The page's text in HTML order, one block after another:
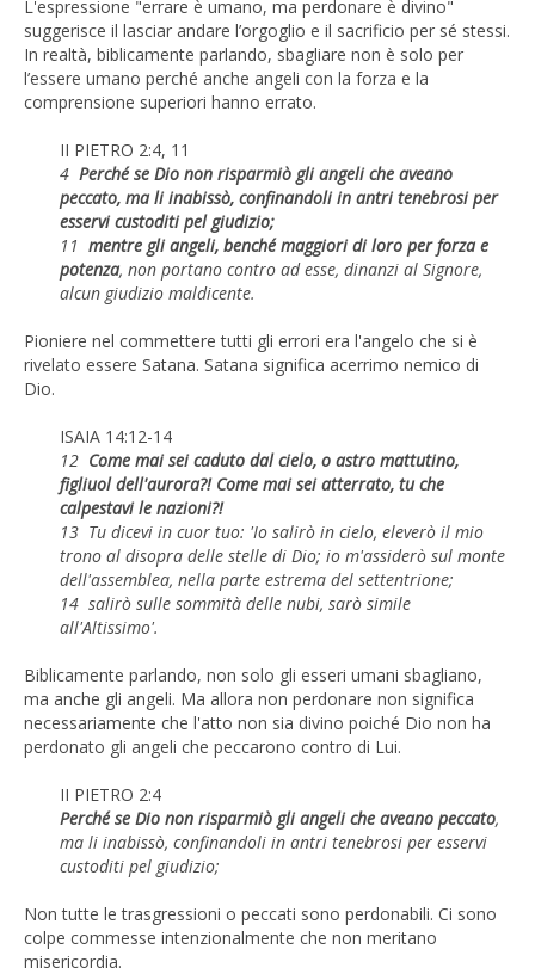
L'espressione "errare è umano, ma perdonare è divino"
suggerisce il lasciar andare l’orgoglio e il sacrificio per sé stessi.
In realtà, biblicamente parlando, sbagliare non è solo per
l’essere umano perché anche angeli con la forza e la
comprensione superiori hanno errato.
II PIETRO 2:4, 11
4 Perché se Dio non risparmiò gli angeli che aveano
peccato, ma li inabissò, confinandoli in antri tenebrosi per
esservi custoditi pel giudizio;
11 mentre gli angeli, benché maggiori di loro per forza e
potenza, non portano contro ad esse, dinanzi al Signore,
alcun giudizio maldicente.
Pioniere nel commettere tutti gli errori era l'angelo che si è
rivelato essere Satana. Satana significa acerrimo nemico di
Dio.
ISAIA 14:12-14
12 Come mai sei caduto dal cielo, o astro mattutino,
figliuol dell'aurora?! Come mai sei atterrato, tu che
calpestavi le nazioni?!
13 Tu dicevi in cuor tuo: 'Io salirò in cielo, eleverò il mio
trono al disopra delle stelle di Dio; io m'assiderò sul monte
dell'assemblea, nella parte estrema del settentrione;
14 salirò sulle sommità delle nubi, sarò simile
all'Altissimo'.
Biblicamente parlando, non solo gli esseri umani sbagliano,
ma anche gli angeli. Ma allora non perdonare non significa
necessariamente che l'atto non sia divino poiché Dio non ha
perdonato gli angeli che peccarono contro di Lui.
II PIETRO 2:4
Perché se Dio non risparmiò gli angeli che aveano peccato,
ma li inabissò, confinandoli in antri tenebrosi per esservi
custoditi pel giudizio;
Non tutte le trasgressioni o peccati sono perdonabili. Ci sono
colpe commesse intenzionalmente che non meritano
misericordia.